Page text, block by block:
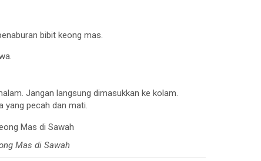
bibit keong mas.
Jangan langsung dimasukkan ke kolam.
yang pecah dan mati.
Mas di Sawah